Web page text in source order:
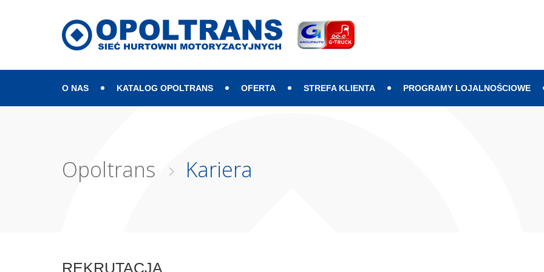
O NAS KATALOG OPOLTRANS OFERTA STREFA KLIENTA PROGRAMY LOJALNOŚCIOWE
Mapa strony
Opoltrans Kariera
REKRUTACJA